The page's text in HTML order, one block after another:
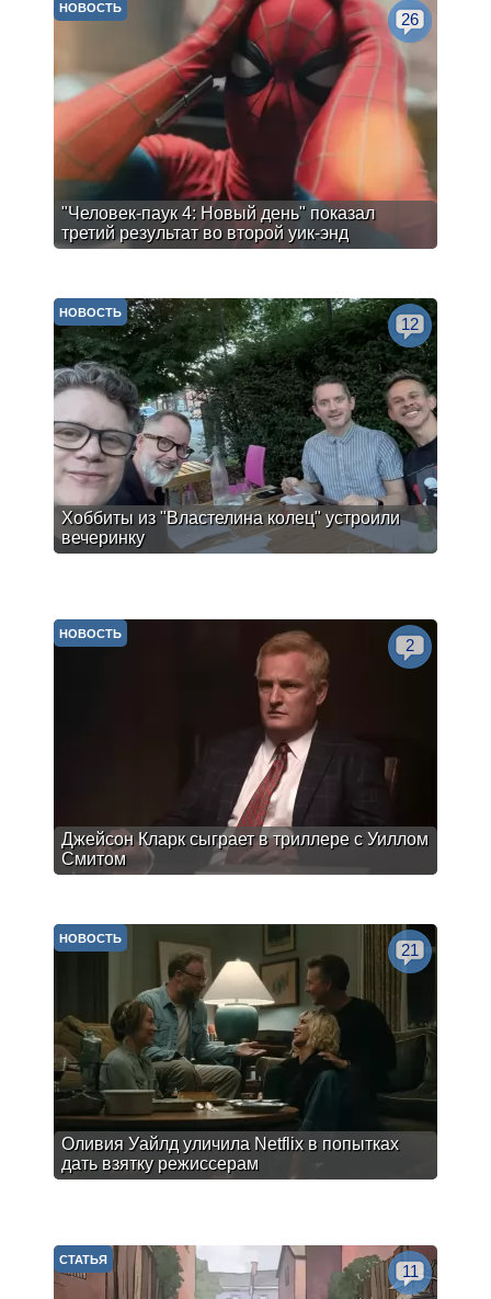
"Человек-паук 4: Новый день" показал
третий результат во второй уик-энд
НОВОСТЬ
26
Хоббиты из "Властелина колец" устроили
вечеринку
НОВОСТЬ
12
Джейсон Кларк сыграет в триллере с Уиллом
Смитом
НОВОСТЬ
2
Оливия Уайлд уличила Netflix в попытках
дать взятку режиссерам
НОВОСТЬ
21
СТАТЬЯ
11